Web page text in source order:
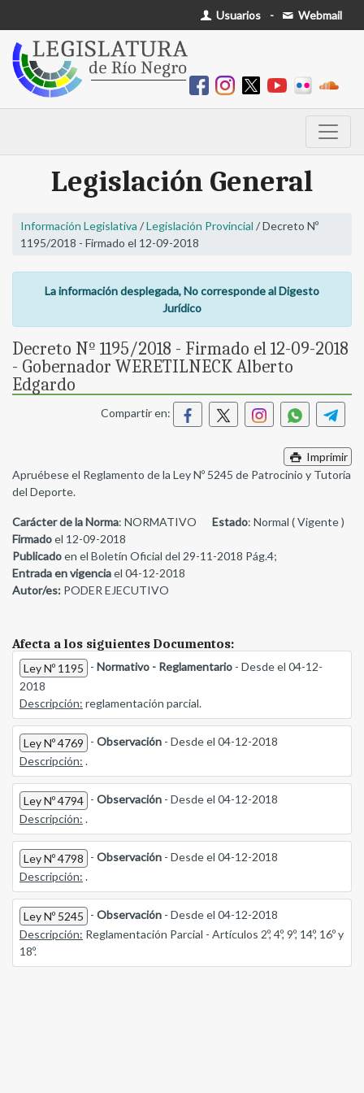
Usuarios - Webmail
Legislación General
Información Legislativa /Legislación Provincial / Decreto Nº
1195/2018 - Firmado el 12-09-2018
La información desplegada, No corresponde al Digesto
Jurídico
Decreto Nº 1195/2018 - Firmado el 12-09-2018
- Gobernador WERETILNECK Alberto
Edgardo
Compartir en:
Imprimir
Apruébese el Reglamento de la Ley Nº 5245 de Patrocinio y Tutoría
del Deporte.
Carácter de la Norma: NORMATIVO Estado: Normal ( Vigente )
Firmadoel 12-09-2018
Publicadoen el Boletín Oficial del 29-11-2018 Pág.4;
Entrada en vigenciael 04-12-2018
Autor/es: PODER EJECUTIVO
Afecta a los siguientes Documentos:
Ley Nº 1195 - Normativo - Reglamentario - Desde el 04-12-
2018
Descripción: reglamentación parcial.
Ley Nº 4769 - Observación - Desde el 04-12-2018
Descripción: .
Ley Nº 4794 - Observación - Desde el 04-12-2018
Descripción: .
Ley Nº 4798 - Observación - Desde el 04-12-2018
Descripción: .
Ley Nº 5245 - Observación - Desde el 04-12-2018
Descripción: Reglamentación Parcial - Artículos 2º, 4º, 9º, 14º, 16º y
18º.